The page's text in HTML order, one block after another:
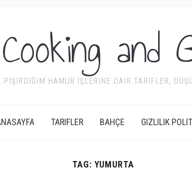
and
HAMUR IŞLERINE DAIR TARIFLER,
TARIFLER BAHÇE GIZLILIK
TAG: YUMURTA